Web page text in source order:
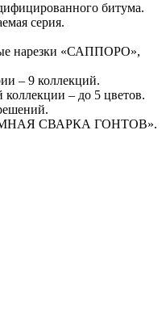
битума.
серия.
нарезки «САППОРО»,
– 9 коллекций.
– до 5 цветов.
СВАРКА ГОНТОВ».